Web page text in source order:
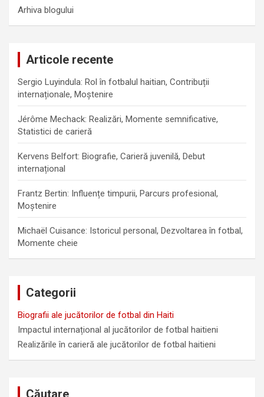
Arhiva blogului
Articole recente
Sergio Luyindula: Rol în fotbalul haitian, Contribuții
internaționale, Moștenire
Jérôme Mechack: Realizări, Momente semnificative,
Statistici de carieră
Kervens Belfort: Biografie, Carieră juvenilă, Debut
internațional
Frantz Bertin: Influențe timpurii, Parcurs profesional,
Moștenire
Michaël Cuisance: Istoricul personal, Dezvoltarea în fotbal,
Momente cheie
Categorii
Biografii ale jucătorilor de fotbal din Haiti
Impactul internațional al jucătorilor de fotbal haitieni
Realizările în carieră ale jucătorilor de fotbal haitieni
Căutare